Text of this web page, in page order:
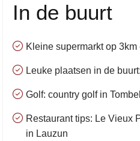
In de buurt
Kleine supermarkt op
Leuke plaatsen in de
Golf: country golf in
Restaurant tips: Le Vieux
in Lauzun